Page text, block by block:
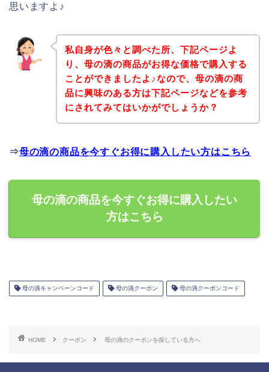
思いますよ♪
私自身が色々と調べた所、下記ページよ
り、母の滴の商品がお得な価格で購入する
ことができましたよ♪なので、母の滴の商
品に興味のある方は下記ページなどを参考
にされてみてはいかがでしょうか？
⇒母の滴の商品を今すぐお得に購入したい方はこちら
母の滴の商品を今すぐお得に購入したい
方はこちら
母の滴キャンペーンコード 母の滴クーポン 母の滴クーポンコード
HOME クーポン 母の滴のクーポンを探している方へ